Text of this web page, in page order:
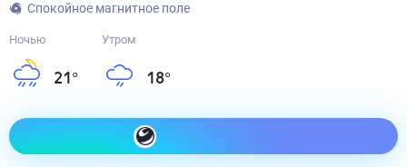
Спокойное магнитное поле
Ночью
21 °
Утром
18°
Как одеться сегодня